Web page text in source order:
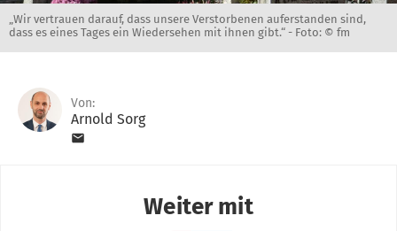
„Wir vertrauen darauf, dass unsere Verstorbenen auferstanden sind,
dass es eines Tages ein Wiedersehen mit ihnen gibt.“ - Foto: © fm
Von:
Arnold Sorg